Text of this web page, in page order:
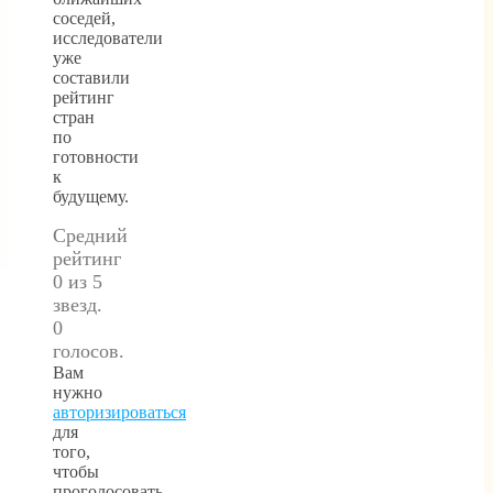
соседей,
исследователи
уже
составили
рейтинг
стран
по
готовности
к
будущему.
Средний
рейтинг
0 из 5
звезд.
0
голосов.
Вам
нужно
авторизироваться
для
того,
чтобы